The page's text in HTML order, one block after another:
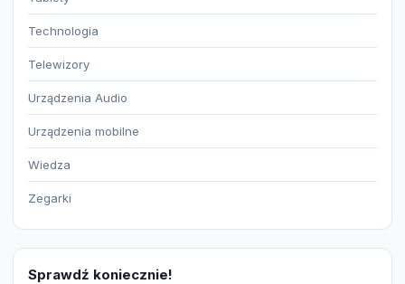
Technologia
Telewizory
Urządzenia Audio
Urządzenia mobilne
Wiedza
Zegarki
Sprawdź koniecznie!